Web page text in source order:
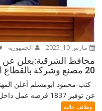
مارس 10, 2025 الجمهورية
20 مصنع وشركة بالقطاع الخاص
كتب-محمود ابومسلم أعلن
عن توفير 1837 فرصه عمل داخل 20...
وظائف خالية